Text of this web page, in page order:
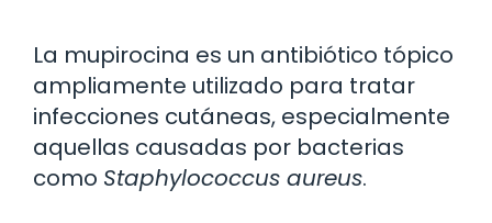
La mupirocina es un antibiótico tópico
ampliamente utilizado para tratar
infecciones cutáneas, especialmente
aquellas causadas por bacterias
como Staphylococcus aureus.